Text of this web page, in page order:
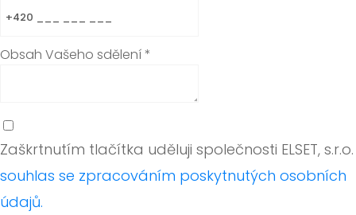
Obsah Vašeho sdělení*
Zaškrtnutím tlačítka uděluji společnosti ELSET, s.r.o.
souhlas se zpracováním poskytnutých osobních
údajů.